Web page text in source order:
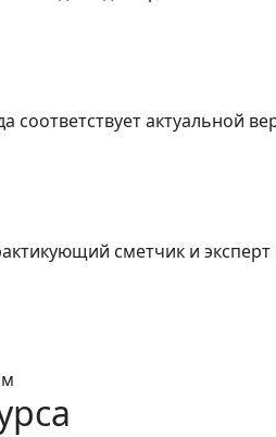
соответствует актуальной
сметчик и